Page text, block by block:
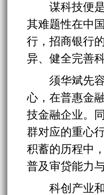
谋科技便是
其难题性在中
行，招商银行
异、健全完善
须华斌先容
心，在普惠金
技金融企业。
群对应的重心
积蓄的历程中
普及审贷能力
科创产业和